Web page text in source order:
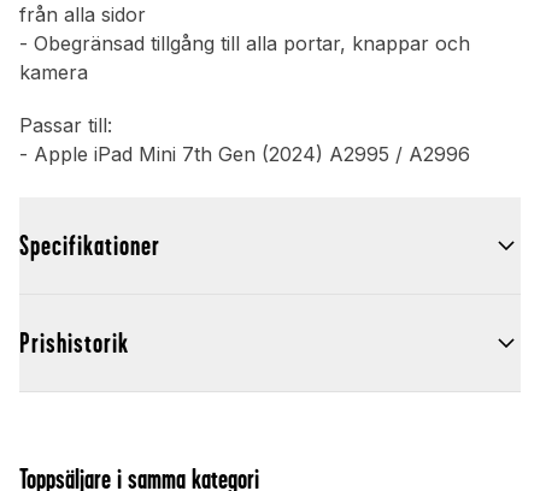
från alla sidor
- Obegränsad tillgång till alla portar, knappar och
kamera
Passar till:
- Apple iPad Mini 7th Gen (2024) A2995 / A2996
Specifikationer
Prishistorik
Toppsäljare i samma kategori